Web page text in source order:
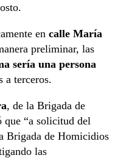
en calle María
preliminar, las
sería una persona
a terceros.
, de la Brigada de
“a solicitud del
Brigada de Homicidios
las